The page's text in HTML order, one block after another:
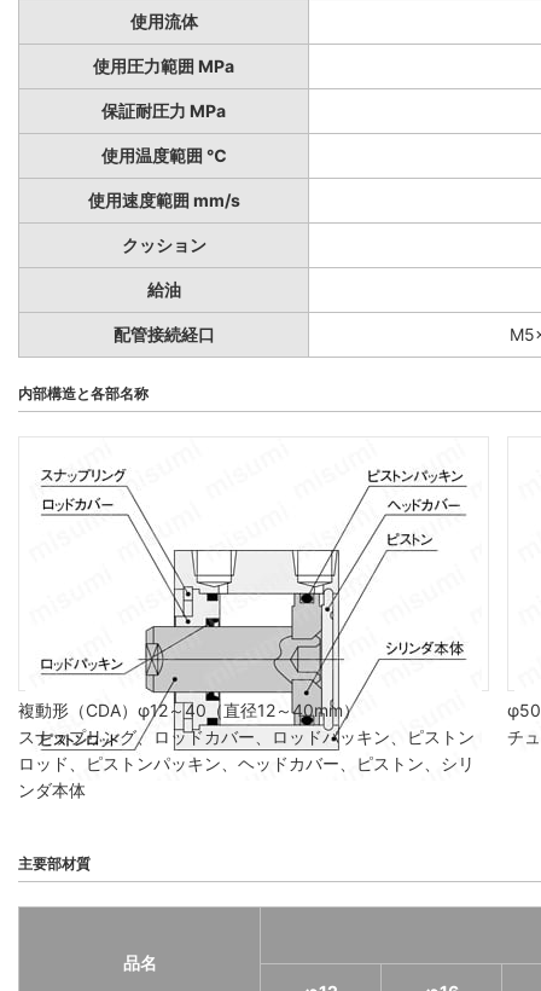
使用流体
使用圧力範囲 MPa
保証耐圧力 MPa
使用温度範囲 ℃
使用速度範囲 mm/s
クッション
給油
配管接続経口
内部構造と各部名称
複動形（CDA）φ12～40（直径12～40mm）
スナップリング、ロッドカバー、ロッドパッキン、ピストン
ロッド、ピストンパッキン、ヘッドカバー、ピストン、シリ
ンダ本体
φ50
チ
主要部材質
品名